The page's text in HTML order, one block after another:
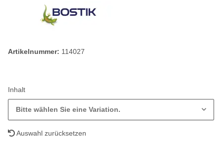
Artikelnummer: 114027
Inhalt
Bitte wählen Sie eine Variation.
Auswahl zurücksetzen